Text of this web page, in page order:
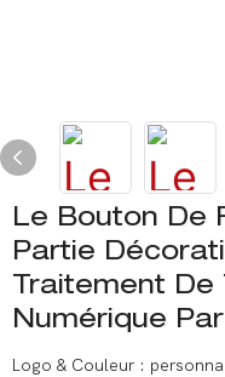
Le Bouton De
Partie
Traitement
Numérique
Logo & Couleur :